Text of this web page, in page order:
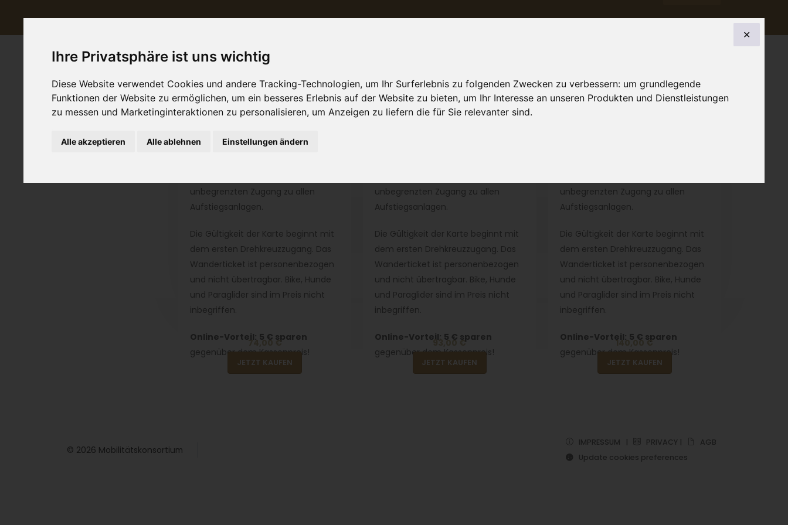
Ihre Privatsphäre ist uns wichtig
Diese Website verwendet Cookies und andere Tracking-Technologien, um Ihr Surferlebnis zu folgenden Zwecken zu verbessern: um grundlegende
Funktionen der Website zu ermöglichen, um ein besseres Erlebnis auf der Website zu bieten, um Ihr Interesse an unseren Produkten und Dienstleistungen
zu messen und Marketinginteraktionen zu personalisieren, um Anzeigen zu liefern die für Sie relevanter sind.
Alle akzeptieren Alle ablehnen Einstellungen ändern
✕
Tickets Erwachsene
Tickets Junior
unbegrenzten Zugang zu allen
Aufstiegsanlagen.
Die Gültigkeit der Karte beginnt mit
dem ersten Drehkreuzzugang. Das
Wanderticket ist personenbezogen
und nicht übertragbar. Bike, Hunde
und Paraglider sind im Preis nicht
inbegriffen.
Online-Vorteil: 5 € sparen
gegenüber dem Kassenpreis!
74,00 €
JETZT KAUFEN
unbegrenzten Zugang zu allen
Aufstiegsanlagen.
Die Gültigkeit der Karte beginnt mit
dem ersten Drehkreuzzugang. Das
Wanderticket ist personenbezogen
und nicht übertragbar. Bike, Hunde
und Paraglider sind im Preis nicht
inbegriffen.
Online-Vorteil: 5 € sparen
gegenüber dem Kassenpreis!
93,00 €
JETZT KAUFEN
unbegrenzten Zugang zu allen
Aufstiegsanlagen.
Die Gültigkeit der Karte beginnt mit
dem ersten Drehkreuzzugang. Das
Wanderticket ist personenbezogen
und nicht übertragbar. Bike, Hunde
und Paraglider sind im Preis nicht
inbegriffen.
Online-Vorteil: 5 € sparen
gegenüber dem Kassenpreis!
140,00 €
JETZT KAUFEN
© 2026 Mobilitätskonsortium
IMPRESSUM | PRIVACY |
AGB
Update cookies preferences